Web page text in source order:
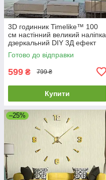
3D годинник Timelike™ 100
см настінний великий наліпка
дзеркальний DIY 3Д ефект
Арабські2-S сріблястий
Готово до відправки
599 ₴ 799 ₴
Купити
–25%